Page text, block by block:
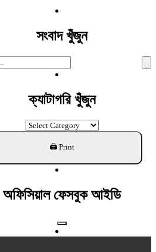
সংবাদ খুঁজুন
ক্যাটাগরি খুঁজুন
ক্যাটাগরি
খুঁজুন
অফিসিয়াল ফেসবুক আইডি